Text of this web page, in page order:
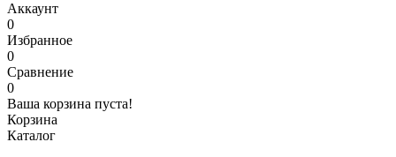
Аккаунт
0
Избранное
0
Сравнение
0
Ваша корзина пуста!
Корзина
Каталог